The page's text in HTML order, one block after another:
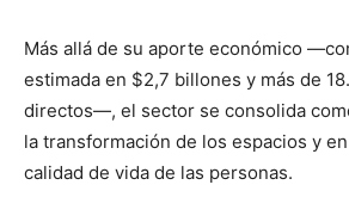
Más allá de su aporte económico
estimada en $2,7 billones y más de
directos—, el sector se consolida
la transformación de los espacios y
calidad de vida de las personas.